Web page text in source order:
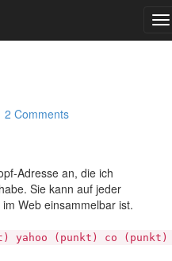
2 Comments
Adresse an, die ich
Sie kann auf jeder
Web einsammelbar ist.
yahoo (punkt) co